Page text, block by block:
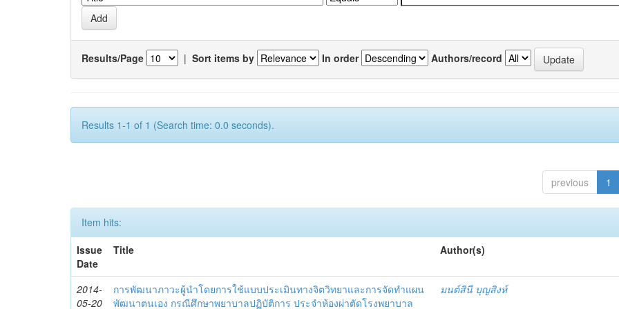
Results/Page | Sort items by In order Authors/record
Results 1-1 of 1 (Search time: 0.0 seconds).
previous 1
Item hits:
Issue
Date
Title Author(s)
2014-
05-20
การพัฒนาภาวะผู้นำโดยการใช้แบบประเมินทางจิตวิทยาและการจัดทำแผน
พัฒนาตนเอง กรณีศึกษาพยาบาลปฏิบัติการ ประจำห้องผ่าตัดโรงพยาบาล
มนต์สินี บุญสิงห์